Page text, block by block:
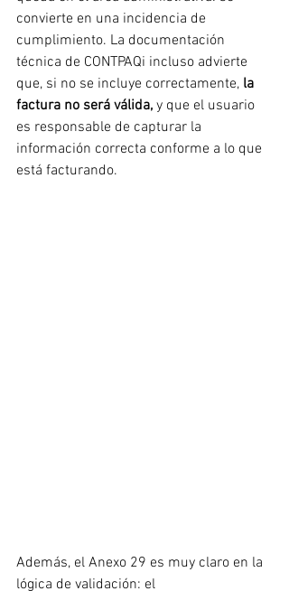
convierte en una incidencia de
cumplimiento. La documentación
técnica de CONTPAQi incluso advierte
que, si no se incluye correctamente, la
factura no será válida, y que el usuario
es responsable de capturar la
información correcta conforme a lo que
está facturando.
Además, el Anexo 29 es muy claro en la
lógica de validación: el